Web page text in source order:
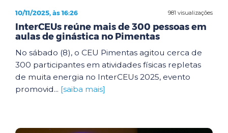
981 visualizações
10/11/2025, às 16:26
InterCEUs reúne mais de 300 pessoas em
aulas de ginástica no Pimentas
No sábado (8), o CEU Pimentas agitou cerca de
300 participantes em atividades físicas repletas
de muita energia no InterCEUs 2025, evento
promovid... [saiba mais]